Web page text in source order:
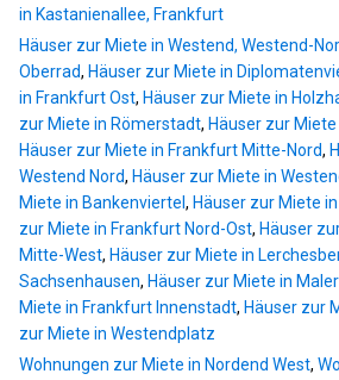
in Kastanienallee, Frankfurt
Häuser zur Miete in Westend, Westend-
Oberrad, Häuser zur Miete in
in Frankfurt Ost, Häuser zur Miete in
zur Miete in Römerstadt, Häuser zur
Häuser zur Miete in Frankfurt Mitte-Nord,
Westend Nord, Häuser zur Miete in
Miete in Bankenviertel , Häuser zur Miete
zur Miete in Frankfurt Nord-Ost, Häuser
Mitte-West, Häuser zur Miete in
Sachsenhausen, Häuser zur Miete in
Miete in Frankfurt Innenstadt, Häuser zur
zur Miete in Westendplatz
Wohnungen zur Miete in Nordend West,